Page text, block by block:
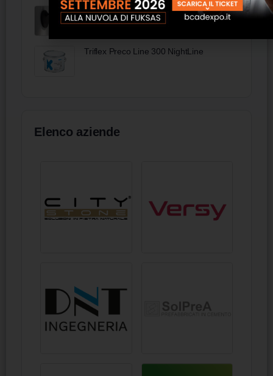
VEGA S100 Lampada LED - LYM
Triflex Preco Line 300 NightLine
Elenco aziende